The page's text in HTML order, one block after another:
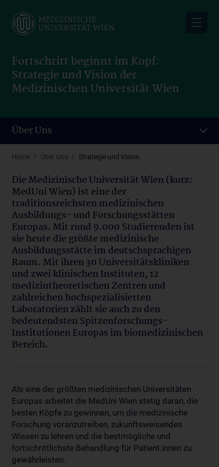
main
Fortschritt beginnt im Kopf:
Strategie und Vision der
Medizinischen Universität Wien
Über Uns
Home Über Uns Strategie und Vision
Die Medizinische Universität Wien (kurz:
MedUni Wien) ist eine der
traditionsreichsten medizinischen
Ausbildungs- und Forschungsstätten
Europas. Mit rund 9.000 Studierenden ist
sie heute die größte medizinische
Ausbildungsstätte im deutschsprachigen
Raum. Mit ihren 30 Universitätskliniken
und zwei klinischen Instituten, 12
medizintheoretischen Zentren und
zahlreichen hochspezialisierten
Laboratorien zählt sie auch zu den
bedeutendsten Spitzenforschungs-
Institutionen Europas im biomedizinischen
Bereich.
Als eine der größten medizinischen Universitäten
Europas arbeitet die MedUni Wien stetig daran, die
besten Köpfe zu gewinnen, um die medizinische
Forschung voranzutreiben, zukunftsweisendes
Wissen zu lehren und die bestmögliche und
fortschrittlichste Behandlung für Patient:innen zu
gewährleisten.